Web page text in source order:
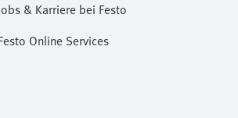
& Karriere bei Festo
Online Services